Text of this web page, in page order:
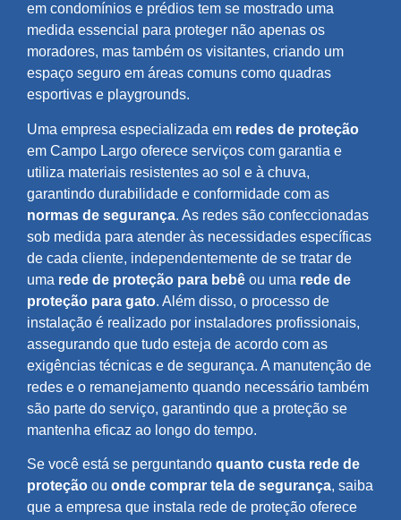
em condomínios e prédios tem se mostrado uma
medida essencial para proteger não apenas os
moradores, mas também os visitantes, criando um
espaço seguro em áreas comuns como quadras
esportivas e playgrounds.
Uma empresa especializada em redes de proteção
em Campo Largo oferece serviços com garantia e
utiliza materiais resistentes ao sol e à chuva,
garantindo durabilidade e conformidade com as
normas de segurança. As redes são confeccionadas
sob medida para atender às necessidades específicas
de cada cliente, independentemente de se tratar de
uma rede de proteção para bebê ou uma rede de
proteção para gato. Além disso, o processo de
instalação é realizado por instaladores profissionais,
assegurando que tudo esteja de acordo com as
exigências técnicas e de segurança. A manutenção de
redes e o remanejamento quando necessário também
são parte do serviço, garantindo que a proteção se
mantenha eficaz ao longo do tempo.
Se você está se perguntando quanto custa rede de
proteção ou onde comprar tela de segurança, saiba
que a empresa que instala rede de proteção oferece